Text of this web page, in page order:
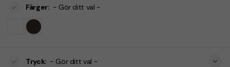
Färger: - Gör ditt val -
Tryck: - Gör ditt val -